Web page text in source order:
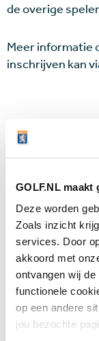
GOLF.NL maakt
Deze worden
Zoals inzicht
services. Door
akkoord met
ontvangen wij
functionele
op een andere
jou bezochte
de overige
Meer informatie
inschrijven kan
Wijzig je
worden op het
In golf
deelneemster